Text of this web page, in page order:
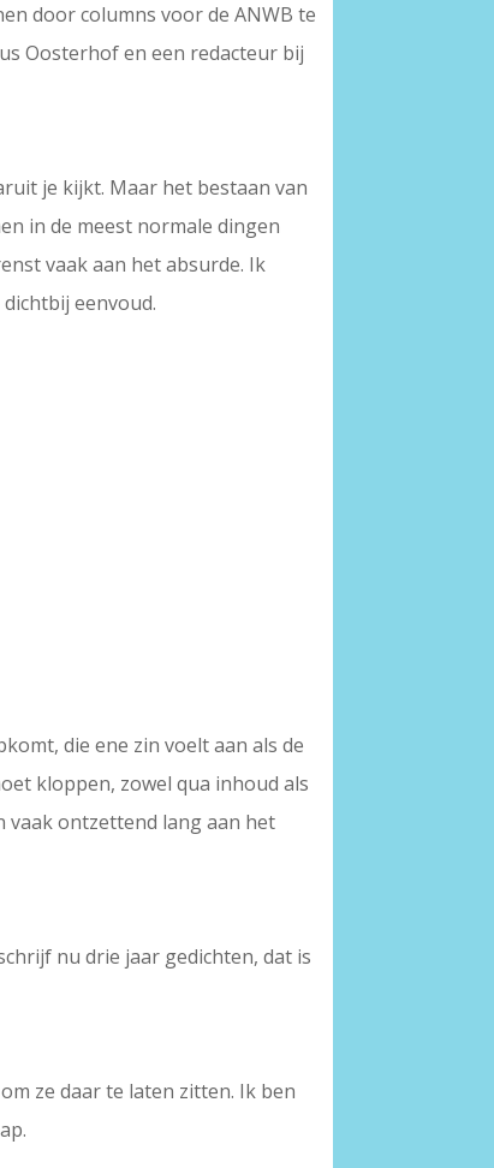
door columns voor de ANWB te
Oosterhof en een redacteur bij
je kijkt. Maar het bestaan van
in de meest normale dingen
vaak aan het absurde. Ik
eenvoud.
die ene zin voelt aan als de
kloppen, zowel qua inhoud als
vaak ontzettend lang aan het
nu drie jaar gedichten, dat is
ze daar te laten zitten. Ik ben